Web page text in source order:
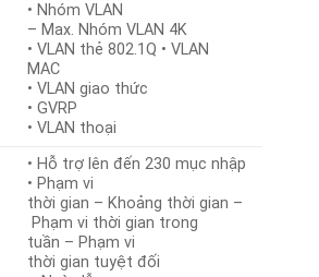
• Nhóm VLAN
– Max. Nhóm VLAN 4K
• VLAN thẻ 802.1Q • VLAN
MAC
• VLAN giao thức
• GVRP
• VLAN thoại
• Hỗ trợ lên đến 230 mục nhập
• Phạm vi
thời gian – Khoảng thời gian –
Phạm vi thời gian trong
tuần – Phạm vi
thời gian tuyệt đối